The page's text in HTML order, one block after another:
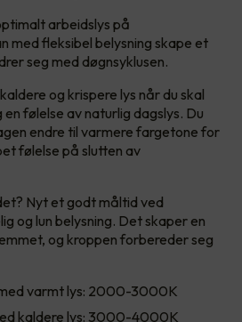
arbeidslys på
med fleksibel belysning skape et
seg med døgnsyklusen.
og krispere lys når du skal
følelse av naturlig dagslys. Du
endre til varmere fargetone for
følelse på slutten av
Nyt et godt måltid ved
og lun belysning. Det skaper en
og kroppen forbereder seg
varmt lys: 2000-3000K
kaldere lys: 3000-4000K